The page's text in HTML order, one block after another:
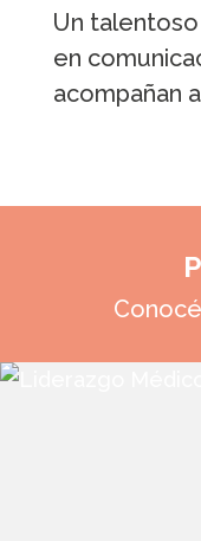
Un
en
acompañan